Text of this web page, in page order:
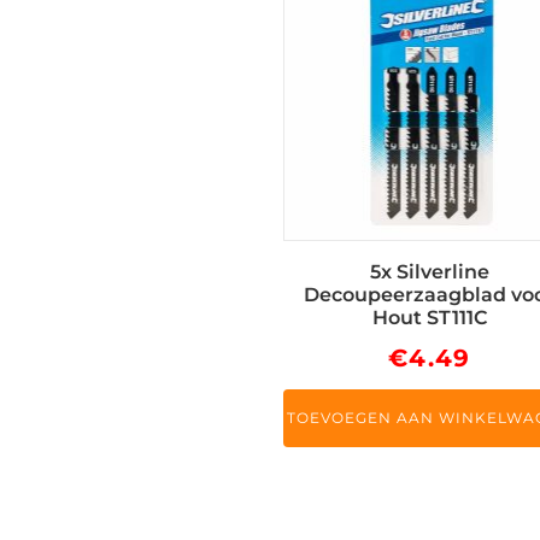
5x Silverline
Decoupeerzaagblad
Hout ST111C
€4.49
TOEVOEGEN AAN